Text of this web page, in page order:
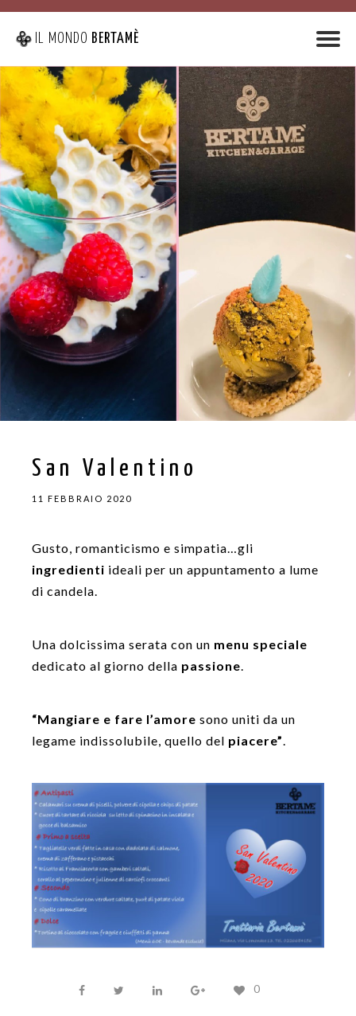
IL MONDO BERTAMÈ
San Valentino
11 FEBBRAIO 2020
Gusto, romanticismo e simpatia…gli
ingredienti ideali per un appuntamento a lume
di candela.
Una dolcissima serata con un menu speciale
dedicato al giorno della passione.
“Mangiare e fare l’amore sono uniti da un
legame indissolubile, quello del piacere”.
0